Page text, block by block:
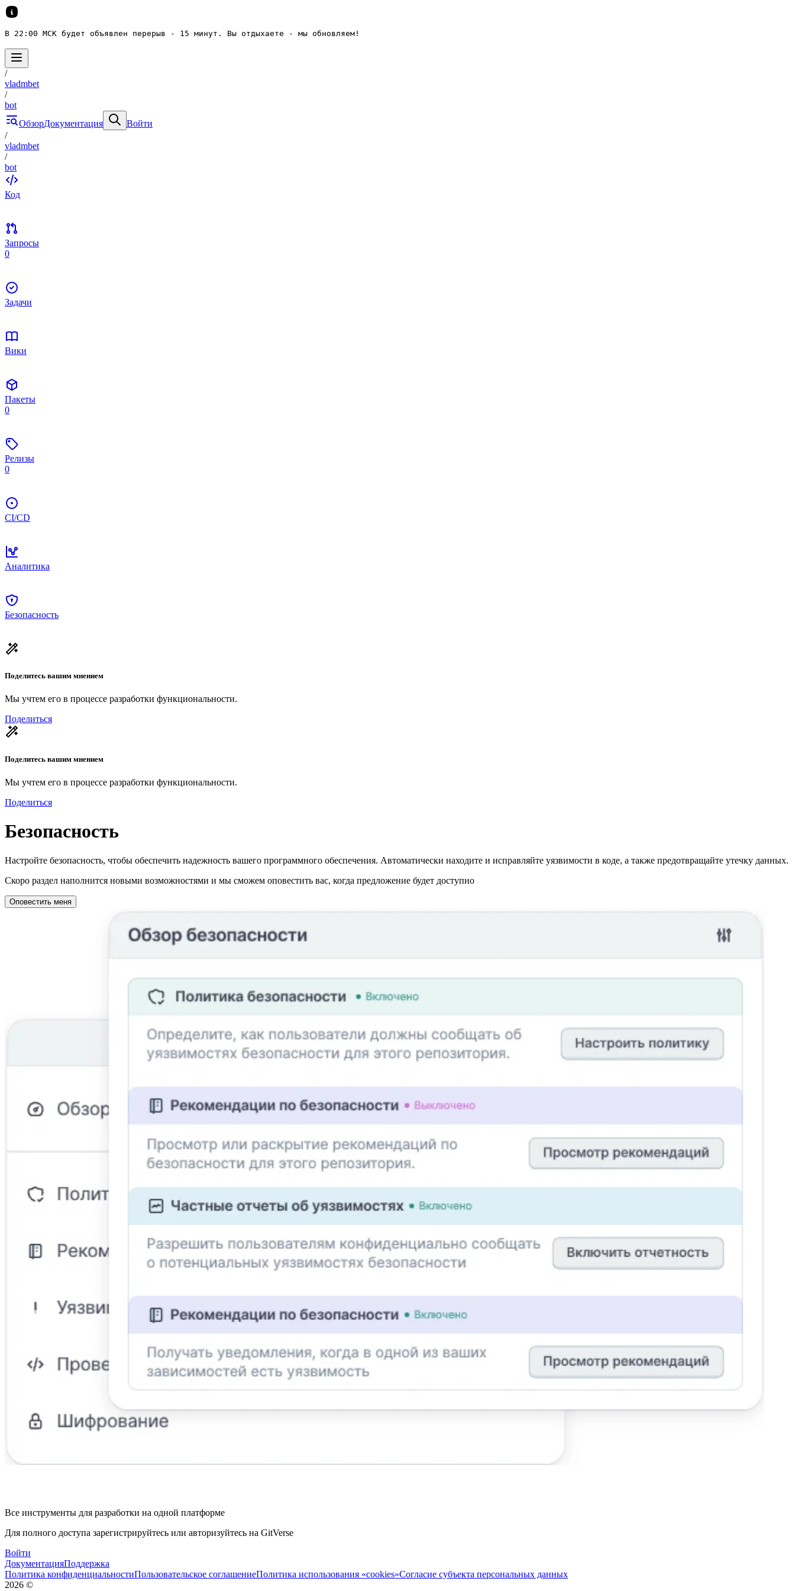
В 22:00 МСК будет объявлен перерыв - 15 минут. Вы отдыхаете - мы обновляем!
/
vladmbet
/
bot
ОбзорДокументация
Войти
/
vladmbet
/
bot
Код
Запросы
0
Задачи
Вики
Пакеты
0
Релизы
0
CI/CD
Аналитика
Безопасность
Поделитесь вашим мнением
Мы учтем его в процессе разработки функциональности.
Поделиться
Поделитесь вашим мнением
Мы учтем его в процессе разработки функциональности.
Поделиться
Безопасность
Настройте безопасность, чтобы обеспечить надежность вашего программного обеспечения. Автоматически находите и исправляйте уязвимости в коде, а также предотвращайте утечку данных.
Скоро раздел наполнится новыми возможностями и мы сможем оповестить вас, когда предложение будет доступно
Оповестить меня
Все инструменты для разработки на одной платформе
Для полного доступа зарегистрируйтесь или авторизуйтесь на GitVerse
Войти
ДокументацияПоддержка
Политика конфиденциальностиПользовательское соглашениеПолитика использования «cookies»Согласие субъекта персональных данных
2026 ©